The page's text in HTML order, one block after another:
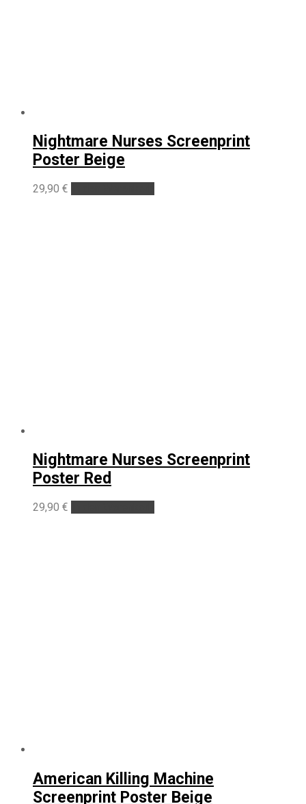
Nightmare Nurses Screenprint
Poster Beige
29,90 €
Nightmare Nurses Screenprint
Poster Red
29,90 €
American Killing Machine
Screenprint Poster Beige